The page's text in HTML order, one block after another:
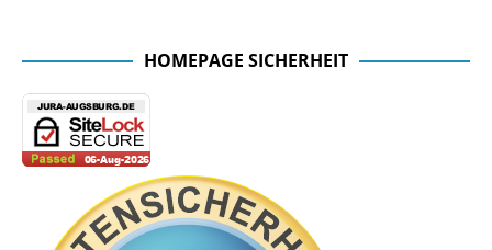
HOMEPAGE SICHERHEIT